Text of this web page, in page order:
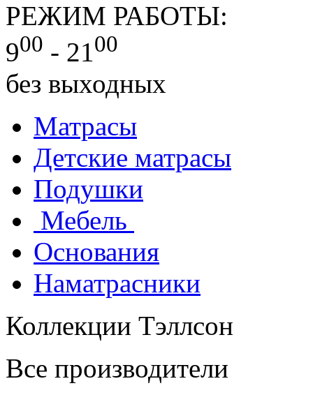
РЕЖИМ РАБОТЫ:
900 - 2100
без выходных
Матрасы
Детские матрасы
Подушки
Мебель
Основания
Наматрасники
Коллекции Тэллсон
Все производители